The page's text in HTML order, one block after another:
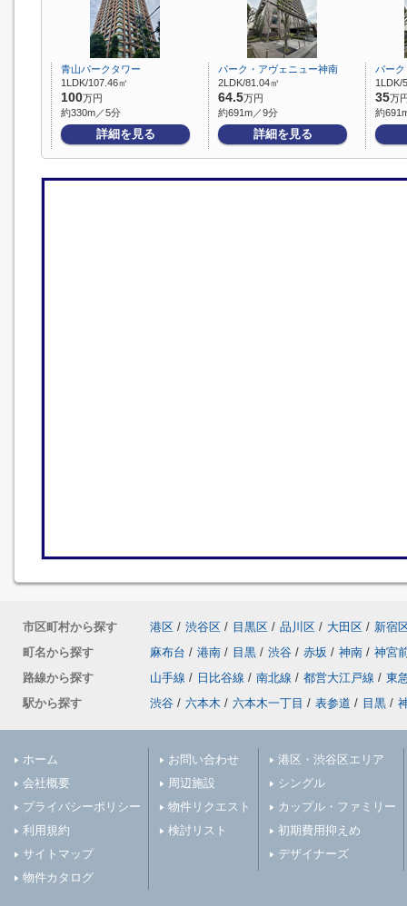
青山パークタワー
1LDK/107.46㎡
100万円
約330m／5分
詳細を見る
パーク・アヴェニュー神南
2LDK/81.04㎡
64.5万円
約691m／9分
詳細を見る
パー
1LDK/
35万
約
市区町村から探す 港区 / 渋谷区 / 目黒区 / 品川区 / 大田区 / 新宿
町名から探す
麻布台 / 港南 / 目黒 / 渋谷 / 赤坂 / 神南 / 神宮
路線から探す
山手線 / 日比谷線 / 南北線 / 都営大江戸線 / 東
駅から探す
渋谷 / 六本木 / 六本木一丁目 / 表参道 / 目黒 /
ホーム
会社概要
プライバシーポリシー
利用規約
サイトマップ
物件カタログ
お問い合わせ
周辺施設
物件リクエスト
検討リスト
港区・渋谷区エリア
シングル
カップル・ファミリー
初期費用抑えめ
デザイナーズ